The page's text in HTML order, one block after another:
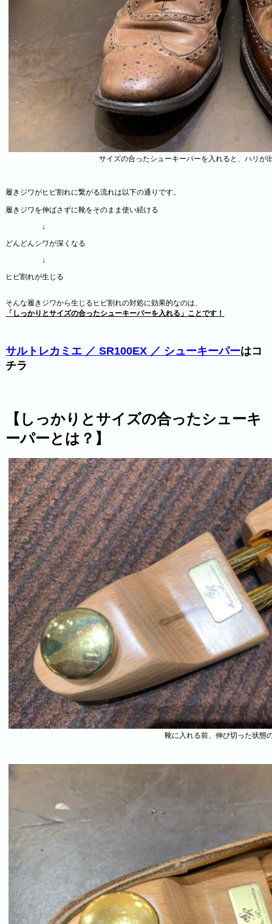
サイズの合ったシューキーパーを入れると、ハリが
履きジワがヒビ割れに繋がる流れは以下の通りです。
履きジワを伸ばさずに靴をそのまま使い続ける
↓
どんどんシワが深くなる
↓
ヒビ割れが生じる
そんな履きジワから生じるヒビ割れの対処に効果的なのは、
「しっかりとサイズの合ったシューキーパーを入れる」ことです！
サルトレカミエ ／ SR100EX ／ シューキーパーはコ
チラ
【しっかりとサイズの合ったシューキ
ーパーとは？】
靴に入れる前、伸び切った状態